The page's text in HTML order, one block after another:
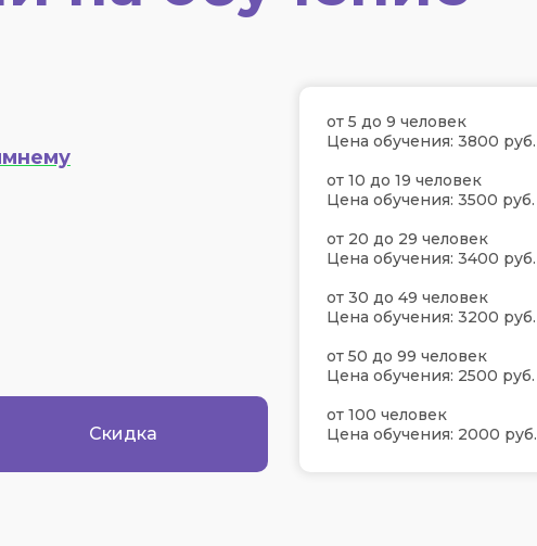
от 5 до 9 человек
Цена обучения: 3800 руб.
от 10 до 19 человек
Цена обучения: 3500 руб.
от 20 до 29 человек
Цена обучения: 3400 руб.
от 30 до 49 человек
Цена обучения: 3200 руб.
от 50 до 99 человек
Цена обучения: 2500 руб.
от 100 человек
Цена обучения: 2000 руб.
Скидка